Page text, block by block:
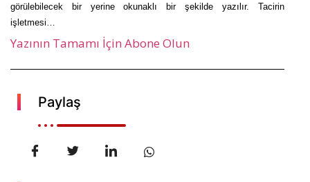
görülebilecek bir yerine okunaklı bir şekilde yazılır. Tacirin
işletmesi…
Yazının Tamamı İçin Abone Olun
Paylaş